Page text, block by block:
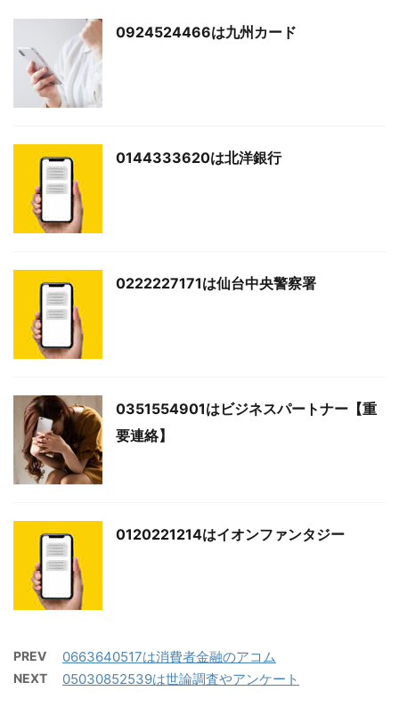
0924524466は九州カード
0144333620は北洋銀行
0222227171は仙台中央警察署
0351554901はビジネスパートナー【重
要連絡】
0120221214はイオンファンタジー
PREV 0663640517は消費者金融のアコム
NEXT 05030852539は世論調査やアンケート